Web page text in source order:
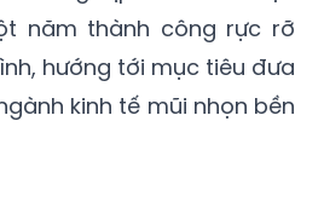
năm thành công rực rỡ
hướng tới mục tiêu đưa
kinh tế mũi nhọn bền